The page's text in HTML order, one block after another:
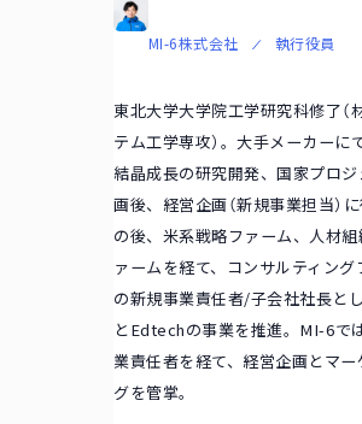
MI-6株式会社 執行役員
東北大学大学院工学研究科修了（
テム工学専攻）。大手メーカーに
結晶成長の研究開発、国家プロ
画後、経営企画（新規事業担当）
の後、米系戦略ファーム、人材組
ァームを経て、コンサルティング
の新規事業責任者/子会社社長と
とEdtechの事業を推進。MI-6で
業責任者を経て、経営企画とマー
グを管掌。